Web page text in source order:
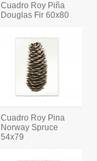
Cuadro Roy Piña
Douglas Fir 60x80
Cuadro Roy Pina
Norway Spruce
54x79